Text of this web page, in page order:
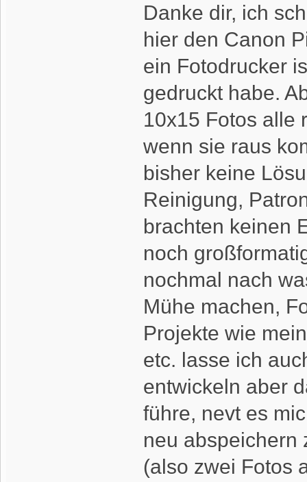
Danke dir, ich
hier den Canon
ein Fotodrucker
gedruckt habe.
10x15 Fotos alle
wenn sie raus
bisher keine
Reinigung,
brachten keinen
noch
nochmal nach
Mühe machen,
Projekte wie
etc. lasse ich
entwickeln aber
führe, nevt es
neu abspeichern
(also zwei Fotos